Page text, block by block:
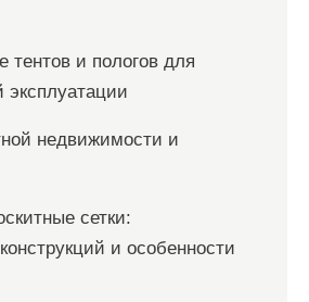
тентов и пологов для
эксплуатации
недвижимости и
сетки:
и особенности